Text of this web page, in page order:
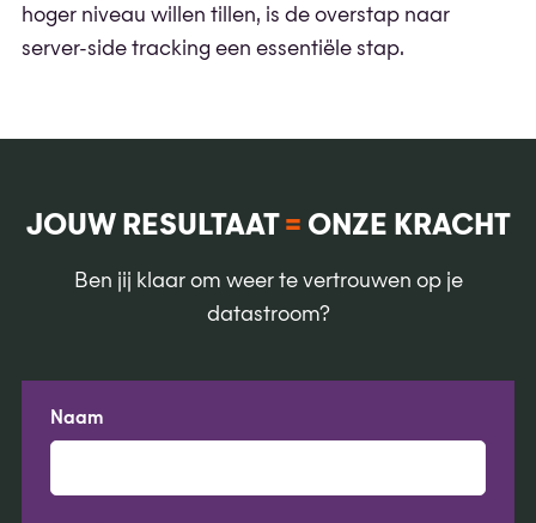
hoger niveau willen tillen, is de overstap naar
server-side tracking een essentiële stap.
JOUW RESULTAAT = ONZE KRACHT
Ben jij klaar om weer te vertrouwen op je
datastroom?
Naam